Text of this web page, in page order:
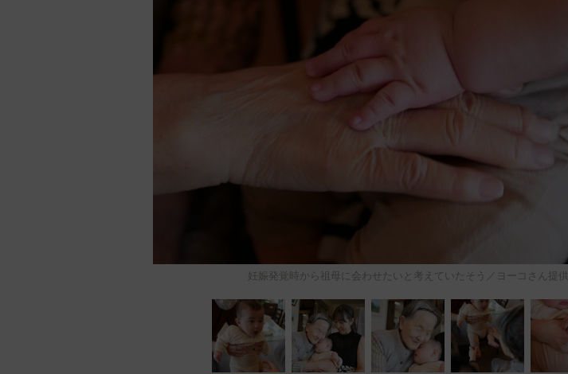
妊娠発覚時から祖母に会わせたいと考えていたそう／ヨーコさん提供